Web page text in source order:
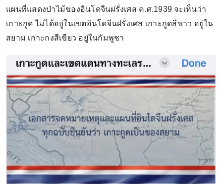
แผนที่แสดงป่าไม้ของอินโดจีนฝรั่งเศส ค.ศ.1939 จะเห็นว่า
เกาะกูด ไม่ได้อยู่ในเขตอินโดจีนฝรั่งเศส เกาะกูดสีขาว อยู่ใน
สยาม เกาะกงสีเขียว อยู่ในกัมพูชา